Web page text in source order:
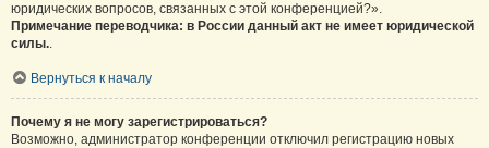
юридических вопросов, связанных с этой конференцией?».
Примечание переводчика: в России данный акт не имеет юридической
силы..
Вернуться к началу
Почему я не могу зарегистрироваться?
Возможно, администратор конференции отключил регистрацию новых